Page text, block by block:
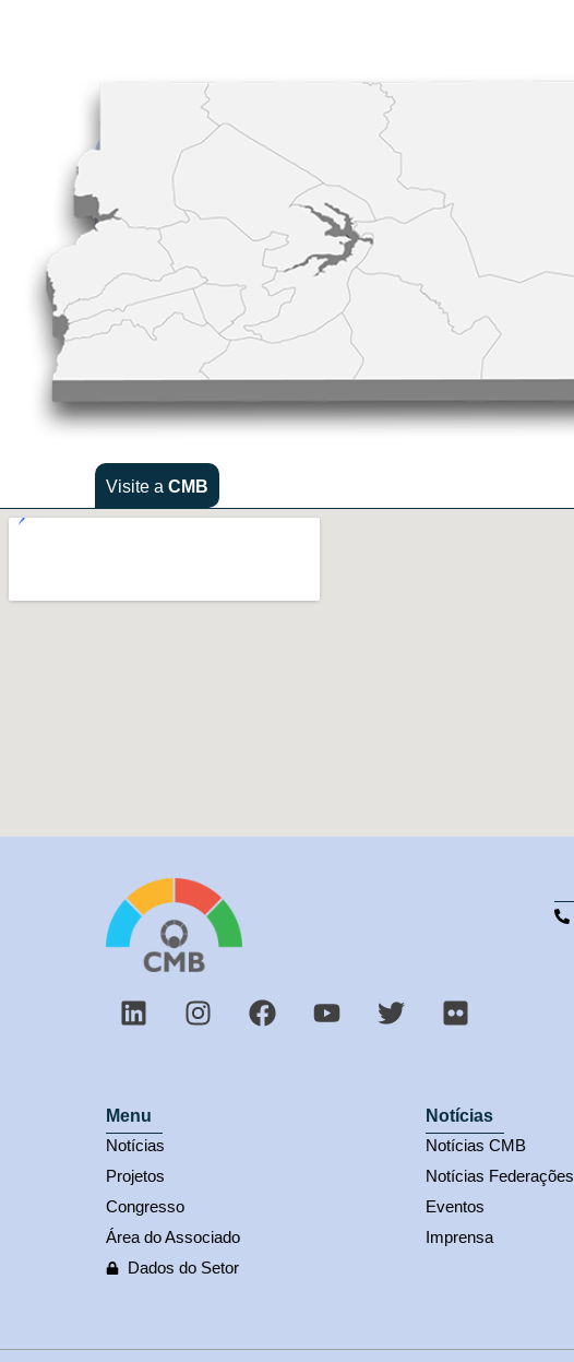
Visite a CMB
Menu
Notícias
Projetos
Congresso
Área do Associado
Dados do Setor
Notícias
Notícias CMB
Notícias Federações
Eventos
Imprensa